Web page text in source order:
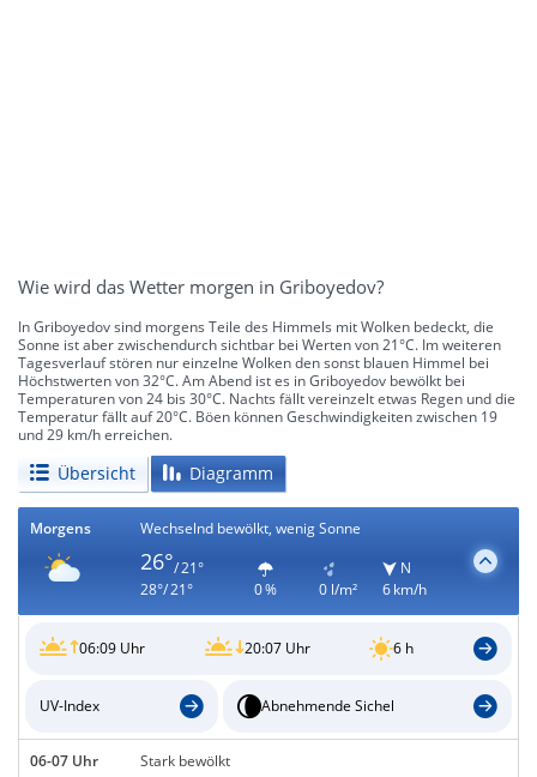
Wie wird das Wetter morgen in Griboyedov?
In Griboyedov sind morgens Teile des Himmels mit Wolken bedeckt, die
Sonne ist aber zwischendurch sichtbar bei Werten von 21°C. Im weiteren
Tagesverlauf stören nur einzelne Wolken den sonst blauen Himmel bei
Höchstwerten von 32°C. Am Abend ist es in Griboyedov bewölkt bei
Temperaturen von 24 bis 30°C. Nachts fällt vereinzelt etwas Regen und die
Temperatur fällt auf 20°C. Böen können Geschwindigkeiten zwischen 19
und 29 km/h erreichen.
Übersicht Diagramm
Morgens Wechselnd bewölkt, wenig Sonne
26°/ 21°
28°/ 21°
0 % 0 l/m²
N
6 km/h
06:09 Uhr 20:07 Uhr 6 h
UV-Index Abnehmende Sichel
06-07 Uhr Stark bewölkt